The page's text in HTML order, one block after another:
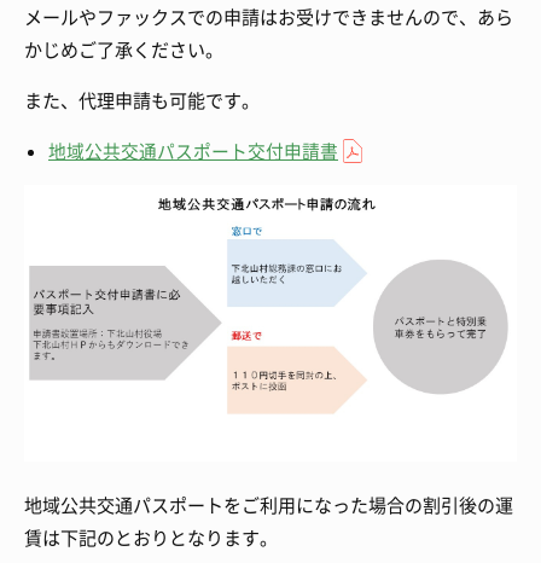
メールやファックスでの申請はお受けできませんので、あら
かじめご了承ください。
また、代理申請も可能です。
地域公共交通パスポート交付申請書
地域公共交通パスポートをご利用になった場合の割引後の運
賃は下記のとおりとなります。